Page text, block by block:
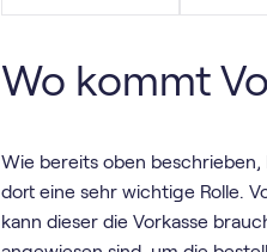
Wo kommt
Wie bereits oben beschrieben,
dort eine sehr wichtige Rolle.
kann dieser die Vorkasse